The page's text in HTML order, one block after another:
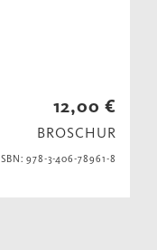
12,00 €
BROSCHUR
ISBN: 978-3-406-78961-8